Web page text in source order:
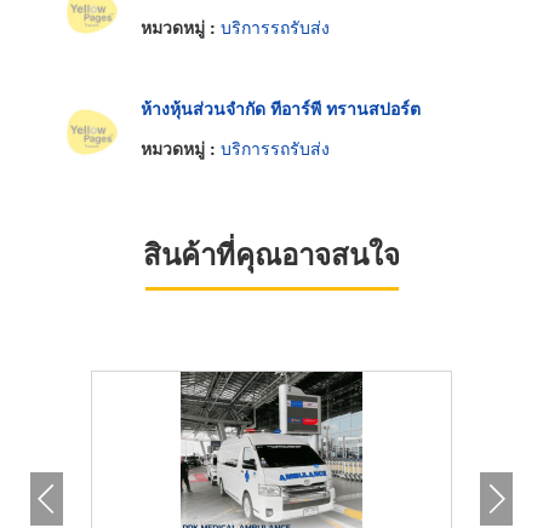
หมวดหมู่ : บริการรถรับส่ง
ห้างหุ้นส่วนจำกัด ทีอาร์พี ทรานสปอร์ต
หมวดหมู่ : บริการรถรับส่ง
สินค้าที่คุณอาจสนใจ